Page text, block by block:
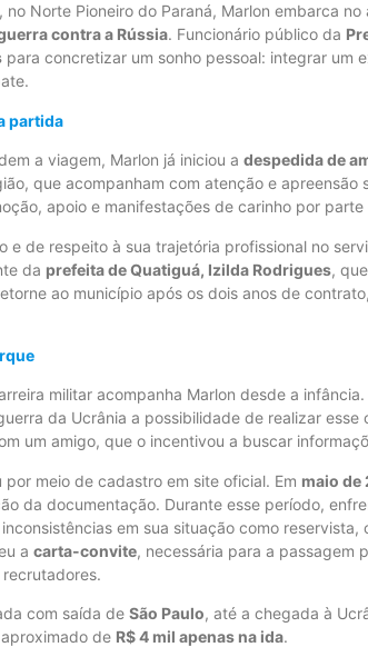
, no Norte Pioneiro do Paraná, Marlon embarca
contra a Rússia. Funcionário público da
para concretizar um sonho pessoal: integrar um
partida
a viagem, Marlon já iniciou a despedida de
que acompanham com atenção e apreensão
apoio e manifestações de carinho por
e de respeito à sua trajetória profissional no
da prefeita de Quatiguá, Izilda Rodrigues,
ao município após os dois anos de
militar acompanha Marlon desde a
da Ucrânia a possibilidade de realizar
um amigo, que o incentivou a buscar
por meio de cadastro em site oficial. Em maio de
da documentação. Durante esse período,
em sua situação como
a carta-convite, necessária para a passagem
com saída de São Paulo, até a chegada à
de R$ 4 mil apenas na ida.